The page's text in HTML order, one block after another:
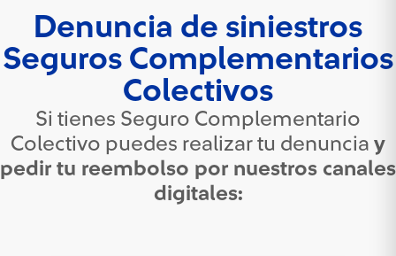
Denuncia de siniestros
Seguros Complementarios
Colectivos
Si tienes Seguro Complementario
Colectivo puedes realizar tu denuncia y
pedir tu reembolso por nuestros canales
digitales: